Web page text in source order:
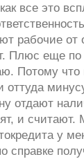
все это
рабочие
Плюс еще по
Потому что
оттуда
отдают
и
у
справке